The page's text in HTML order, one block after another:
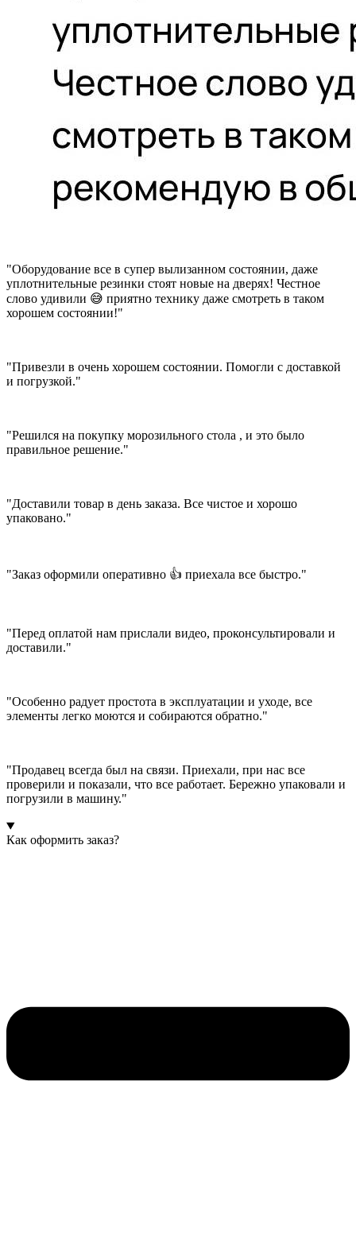
"Оборудование все в супер вылизанном состоянии, даже
уплотнительные резинки стоят новые на дверях! Честное
слово удивили 😅 приятно технику даже смотреть в таком
хорошем состоянии!"
"Привезли в очень хорошем состоянии. Помогли с доставкой
и погрузкой."
"Решился на покупку морозильного стола , и это было
правильное решение."
"Доставили товар в день заказа. Все чистое и хорошо
упаковано."
"Заказ оформили оперативно 👍 приехала все быстро."
"Перед оплатой нам прислали видео, проконсультировали и
доставили."
"Особенно радует простота в эксплуатации и уходе, все
элементы легко моются и собираются обратно."
"Продавец всегда был на связи. Приехали, при нас все
проверили и показали, что все работает. Бережно упаковали и
погрузили в машину."
Как оформить заказ?